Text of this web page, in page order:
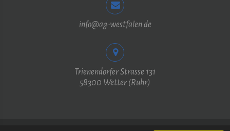
info@ag-westfalen.de
Trienendorfer Strasse 131
58300 Wetter (Ruhr)